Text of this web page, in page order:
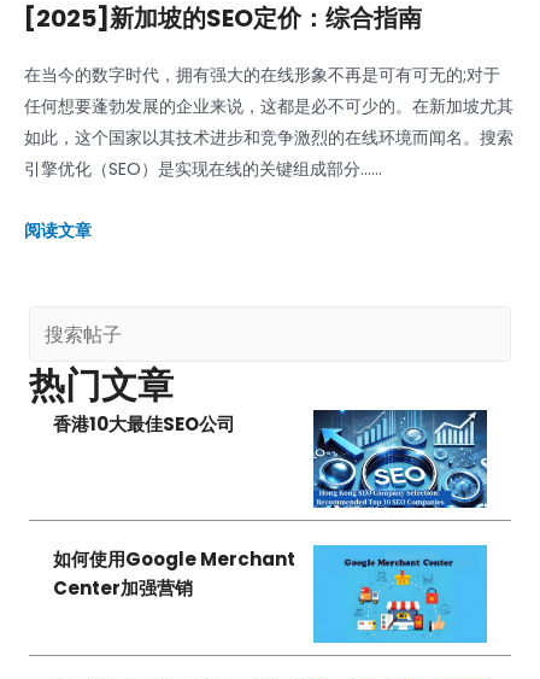
[2025]新加坡的SEO定价：综合指南
在当今的数字时代，拥有强大的在线形象不再是可有可无的;对于
任何想要蓬勃发展的企业来说，这都是必不可少的。在新加坡尤其
如此，这个国家以其技术进步和竞争激烈的在线环境而闻名。搜索
引擎优化（SEO）是实现在线的关键组成部分......
阅读文章
热门文章
香港10大最佳SEO公司
如何使用Google Merchant
Center加强营销